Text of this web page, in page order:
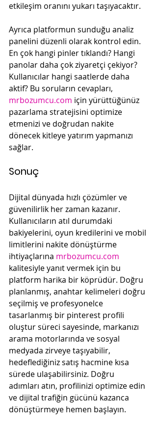
etkileşim oranını yukarı taşıyacaktır.
Ayrıca platformun sunduğu analiz
panelini düzenli olarak kontrol edin.
En çok hangi pinler tıklandı? Hangi
panolar daha çok ziyaretçi çekiyor?
Kullanıcılar hangi saatlerde daha
aktif? Bu soruların cevapları,
mrbozumcu.com için yürüttüğünüz
pazarlama stratejisini optimize
etmenizi ve doğrudan nakite
dönecek kitleye yatırım yapmanızı
sağlar.
Sonuç
Dijital dünyada hızlı çözümler ve
güvenilirlik her zaman kazanır.
Kullanıcıların atıl durumdaki
bakiyelerini, oyun kredilerini ve mobil
limitlerini nakite dönüştürme
ihtiyaçlarına mrbozumcu.com
kalitesiyle yanıt vermek için bu
platform harika bir köprüdür. Doğru
planlanmış, anahtar kelimeleri doğru
seçilmiş ve profesyonelce
tasarlanmış bir pinterest profili
oluştur süreci sayesinde, markanızı
arama motorlarında ve sosyal
medyada zirveye taşıyabilir,
hedeflediğiniz satış hacmine kısa
sürede ulaşabilirsiniz. Doğru
adımları atın, profilinizi optimize edin
ve dijital trafiğin gücünü kazanca
dönüştürmeye hemen başlayın.